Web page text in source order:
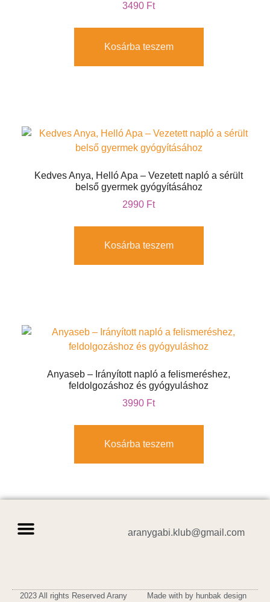
3490 Ft
Kosárba teszem
Kedves Anya, Helló Apa – Vezetett napló a sérült
belső gyermek gyógyításához
2990 Ft
Kosárba teszem
Anyaseb – Irányított napló a felismeréshez,
feldolgozáshoz és gyógyuláshoz
3990 Ft
Kosárba teszem
aranygabi.klub@gmail.com
2023 All rights Reserved Arany Made with by hunbak design